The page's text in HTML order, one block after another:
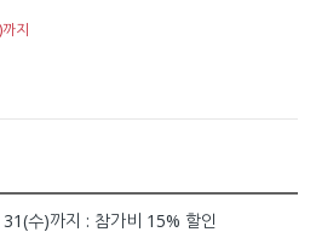
지
수)까지 : 참가비 15% 할인